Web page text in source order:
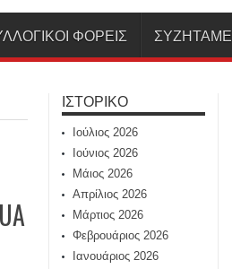
ΦΟΡΕΙΣ ΣΥΖΗΤΑΜΕ
ΙΣΤΟΡΙΚΌ
Ιούλιος 2026
Ιούνιος 2026
Μάιος 2026
Απρίλιος 2026
Μάρτιος 2026
Φεβρουάριος 2026
Ιανουάριος 2026